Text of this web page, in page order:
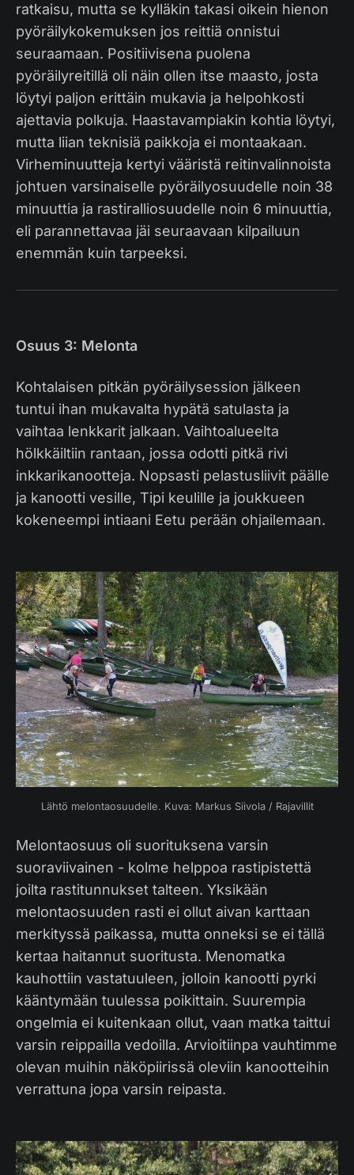
ratkaisu, mutta se kylläkin takasi oikein hienon
pyöräilykokemuksen jos reittiä onnistui
seuraamaan. Positiivisena puolena
pyöräilyreitillä oli näin ollen itse maasto, josta
löytyi paljon erittäin mukavia ja helpohkosti
ajettavia polkuja. Haastavampiakin kohtia löytyi,
mutta liian teknisiä paikkoja ei montaakaan.
Virheminuutteja kertyi vääristä reitinvalinnoista
johtuen varsinaiselle pyöräilyosuudelle noin 38
minuuttia ja rastiralliosuudelle noin 6 minuuttia,
eli parannettavaa jäi seuraavaan kilpailuun
enemmän kuin tarpeeksi.
Osuus 3: Melonta
Kohtalaisen pitkän pyöräilysession jälkeen
tuntui ihan mukavalta hypätä satulasta ja
vaihtaa lenkkarit jalkaan. Vaihtoalueelta
hölkkäiltiin rantaan, jossa odotti pitkä rivi
inkkarikanootteja. Nopsasti pelastusliivit päälle
ja kanootti vesille, Tipi keulille ja joukkueen
kokeneempi intiaani Eetu perään ohjailemaan.
Lähtö melontaosuudelle. Kuva: Markus Siivola / Rajavillit
Melontaosuus oli suorituksena varsin
suoraviivainen - kolme helppoa rastipistettä
joilta rastitunnukset talteen. Yksikään
melontaosuuden rasti ei ollut aivan karttaan
merkityssä paikassa, mutta onneksi se ei tällä
kertaa haitannut suoritusta. Menomatka
kauhottiin vastatuuleen, jolloin kanootti pyrki
kääntymään tuulessa poikittain. Suurempia
ongelmia ei kuitenkaan ollut, vaan matka taittui
varsin reippailla vedoilla. Arvioitiinpa vauhtimme
olevan muihin näköpiirissä oleviin kanootteihin
verrattuna jopa varsin reipasta.